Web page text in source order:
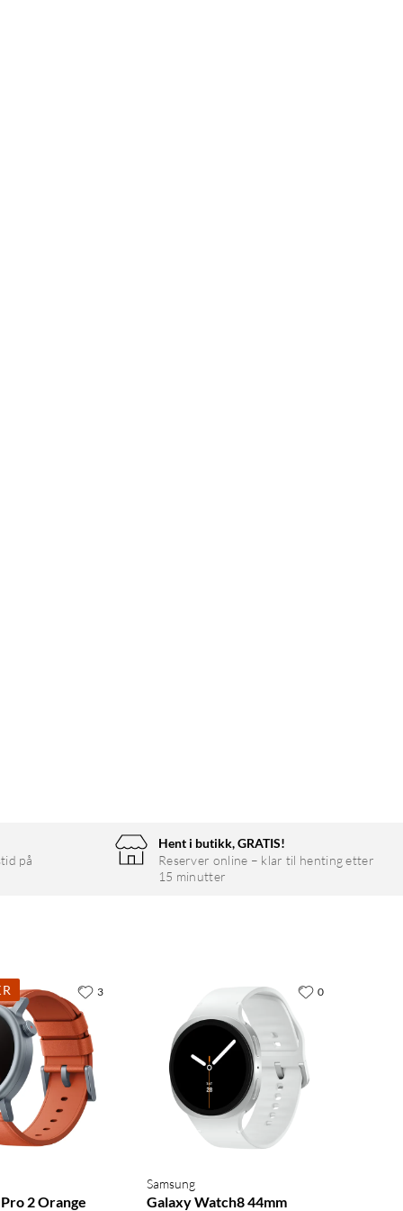
på
Hent i butikk, GRATIS!
Reserver online – klar til henting etter
15 minutter
2 Orange
3
Samsung
Galaxy Watch8 44mm
0